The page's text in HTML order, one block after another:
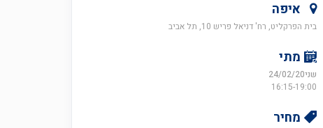
איפה
בית הפרקליט, רח' דניאל פריש 10, תל אביב
מתי
שני24/02/20
16:15-19:00
מחיר